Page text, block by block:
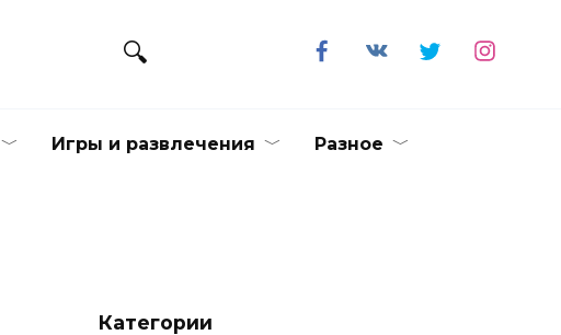
Игры и развлечения Разное
Категории